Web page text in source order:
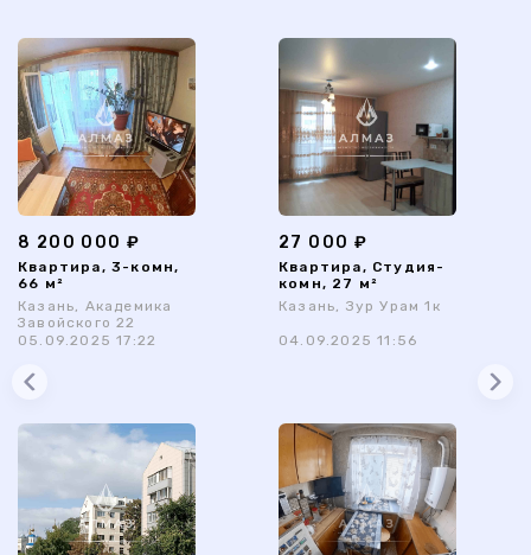
8 200 000 ₽
Квартира, 3-комн,
66 м²
Казань, Академика
Завойского 22
05.09.2025 17:22
27 000 ₽
Квартира, Студия-
комн, 27 м²
Казань, Зур Урам 1к
04.09.2025 11:56